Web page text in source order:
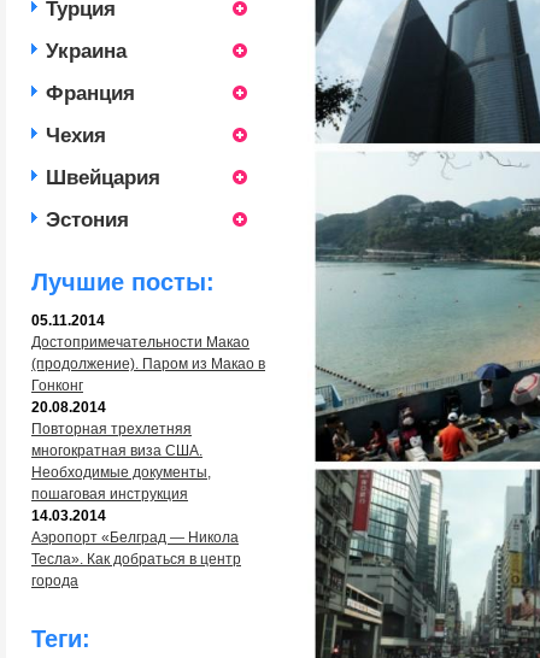
Турция
Украина
Франция
Чехия
Швейцария
Эстония
Лучшие посты:
05.11.2014
Достопримечательности Макао
(продолжение). Паром из Макао в
Гонконг
20.08.2014
Повторная трехлетняя
многократная виза США.
Необходимые документы,
пошаговая инструкция
14.03.2014
Аэропорт «Белград — Никола
Тесла». Как добраться в центр
города
Теги: